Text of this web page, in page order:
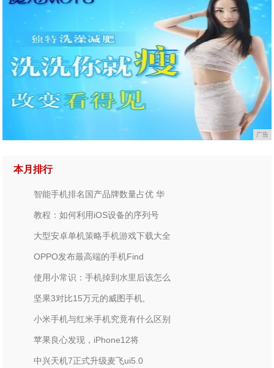
广告
本月排行
智能手机排名国产品牌数量占优 华
教程：如何利用iOS设备的序列号
大型安卓单机策略手机游戏下载大全
OPPO发布最高端的手机Find
使用小常识：手机掉到水里后该怎么
坚果3对比15万元的威图手机,
小米手机与红米手机究竟有什么区别
苹果良心发现，iPhone12将
中兴天机7正式升级麦飞ui5.0